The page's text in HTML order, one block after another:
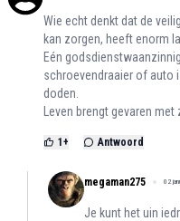
Wie echt denkt dat de
kan zorgen, heeft enorm
Eén
schroevendraaier of auto
doden.
Leven brengt gevaren met
1 + Antwoord
megaman275 02
Je kunt het uin